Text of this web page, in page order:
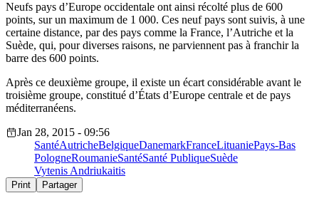
Neufs pays d’Europe occidentale ont ainsi récolté plus de 600
points, sur un maximum de 1 000. Ces neuf pays sont suivis, à une
certaine distance, par des pays comme la France, l’Autriche et la
Suède, qui, pour diverses raisons, ne parviennent pas à franchir la
barre des 600 points.
Après ce deuxième groupe, il existe un écart considérable avant le
troisième groupe, constitué d’États d’Europe centrale et de pays
méditerranéens.
Jan 28, 2015 - 09:56
SantéAutricheBelgiqueDanemarkFranceLituaniePays-Bas
PologneRoumanieSantéSanté PubliqueSuède
Vytenis Andriukaitis
Print Partager